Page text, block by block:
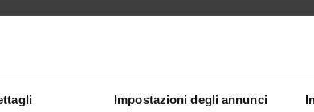
Impostazioni degli annunci
requisiti curriculari e un’adeguata preparazione